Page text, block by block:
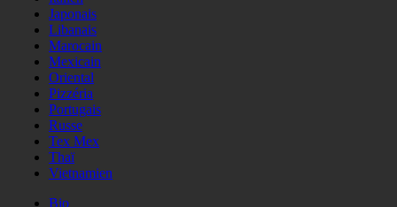
Japonais
Libanais
Marocain
Mexicain
Oriental
Pizzéria
Portugais
Russe
Tex Mex
Thaï
Vietnamien
Bio